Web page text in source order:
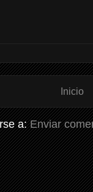
Inicio
a:Enviar